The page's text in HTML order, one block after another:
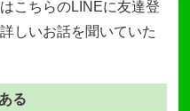
こちらのLINEに友達登
しいお話を聞いていた
る